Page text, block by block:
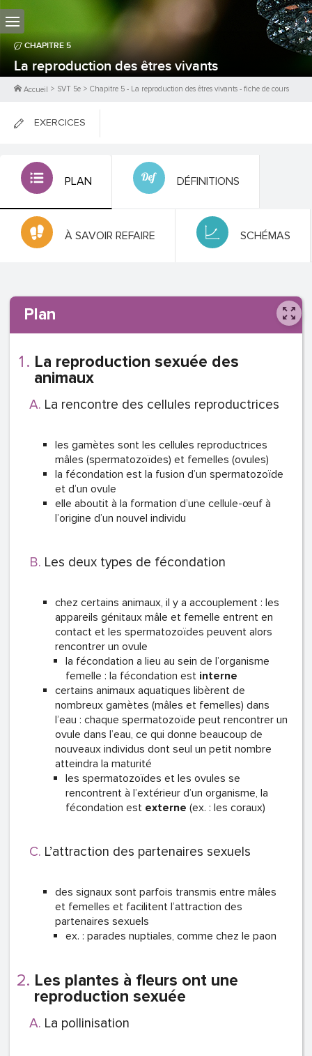
CHAPITRE 5
La reproduction des êtres vivants
Accueil > SVT 5e > Chapitre 5 - La reproduction des êtres vivants - fiche de cours
EXERCICES
FICHES DE COURS
PLAN DÉFINITIONS
À SAVOIR REFAIRE SCHÉMAS
Plan
La reproduction sexuée des
animaux
La rencontre des cellules reproductrices
les gamètes sont les cellules reproductrices
mâles (spermatozoïdes) et femelles (ovules)
la fécondation est la fusion d’un spermatozoïde
et d’un ovule
elle aboutit à la formation d’une cellule-œuf à
l’origine d’un nouvel individu
Les deux types de fécondation
chez certains animaux, il y a accouplement : les
appareils génitaux mâle et femelle entrent en
contact et les spermatozoïdes peuvent alors
rencontrer un ovule
la fécondation a lieu au sein de l’organisme
femelle : la fécondation est interne
certains animaux aquatiques libèrent de
nombreux gamètes (mâles et femelles) dans
l’eau : chaque spermatozoïde peut rencontrer un
ovule dans l’eau, ce qui donne beaucoup de
nouveaux individus dont seul un petit nombre
atteindra la maturité
les spermatozoïdes et les ovules se
rencontrent à l’extérieur d’un organisme, la
fécondation est externe (ex. : les coraux)
L’attraction des partenaires sexuels
des signaux sont parfois transmis entre mâles
et femelles et facilitent l’attraction des
partenaires sexuels
ex. : parades nuptiales, comme chez le paon
Les plantes à fleurs ont une
reproduction sexuée
La pollinisation